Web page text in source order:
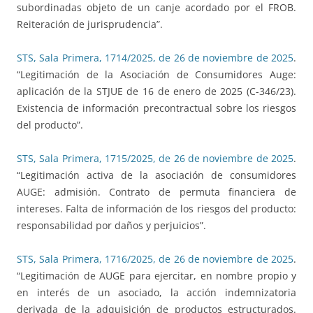
subordinadas objeto de un canje acordado por el FROB.
Reiteración de jurisprudencia”.
STS, Sala Primera, 1714/2025, de 26 de noviembre de 2025.
“Legitimación de la Asociación de Consumidores Auge:
aplicación de la STJUE de 16 de enero de 2025 (C-346/23).
Existencia de información precontractual sobre los riesgos
del producto”.
STS, Sala Primera, 1715/2025, de 26 de noviembre de 2025.
“Legitimación activa de la asociación de consumidores
AUGE: admisión. Contrato de permuta financiera de
intereses. Falta de información de los riesgos del producto:
responsabilidad por daños y perjuicios”.
STS, Sala Primera, 1716/2025, de 26 de noviembre de 2025.
“Legitimación de AUGE para ejercitar, en nombre propio y
en interés de un asociado, la acción indemnizatoria
derivada de la adquisición de productos estructurados.